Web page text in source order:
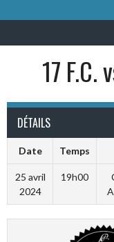
17 F.C.
DÉTAILS
Date Temps
25 avril
2024
19h00